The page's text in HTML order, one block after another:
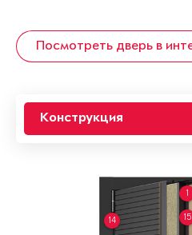
Посмотреть дверь в
Конструкция
1
14 15